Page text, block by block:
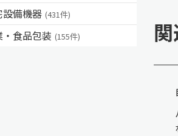
設備機器 (431件)
・食品包装 (155件)